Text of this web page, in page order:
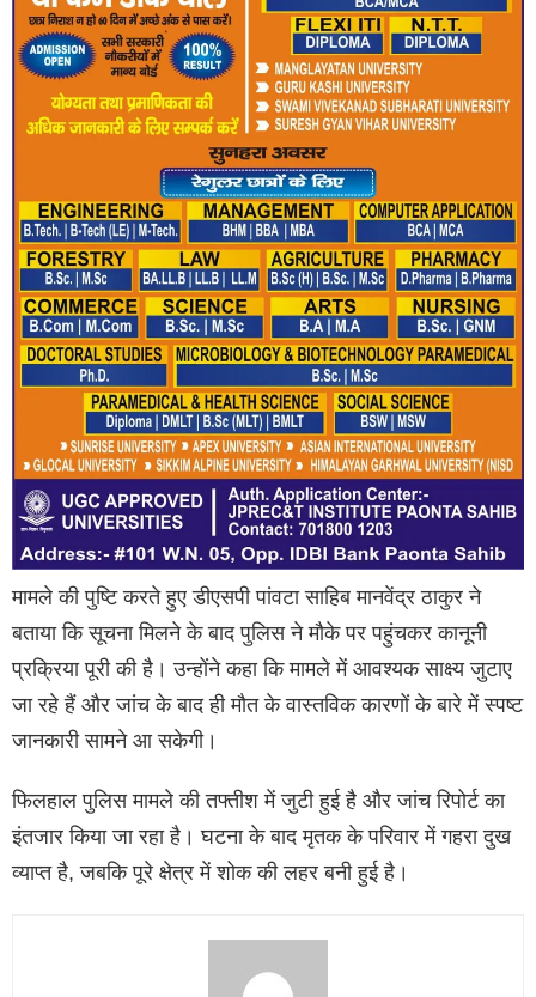
मामले की पुष्टि करते हुए डीएसपी पांवटा साहिब मानवेंद्र ठाकुर ने
बताया कि सूचना मिलने के बाद पुलिस ने मौके पर पहुंचकर कानूनी
प्रक्रिया पूरी की है। उन्होंने कहा कि मामले में आवश्यक साक्ष्य जुटाए
जा रहे हैं और जांच के बाद ही मौत के वास्तविक कारणों के बारे में स्पष्ट
जानकारी सामने आ सकेगी।
फिलहाल पुलिस मामले की तफ्तीश में जुटी हुई है और जांच रिपोर्ट का
इंतजार किया जा रहा है। घटना के बाद मृतक के परिवार में गहरा दुख
व्याप्त है, जबकि पूरे क्षेत्र में शोक की लहर बनी हुई है।